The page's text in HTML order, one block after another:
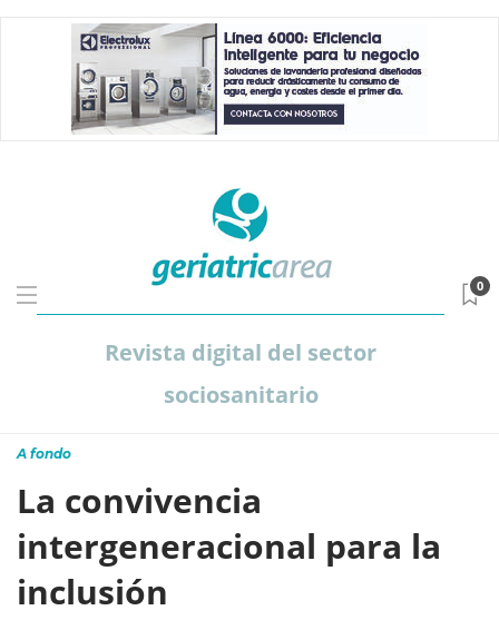
Revista digital del sector
sociosanitario
0
A fondo
La convivencia
intergeneracional para la
inclusión